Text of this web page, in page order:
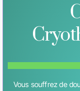
Vous souffrez de